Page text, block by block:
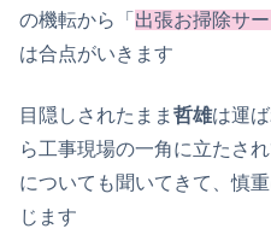
の機転から「 出張お掃除サ
は合点がいきます
目隠しされたまま 哲雄は運
ら工事現場の一角に立たさ
についても聞いてきて、慎
じます